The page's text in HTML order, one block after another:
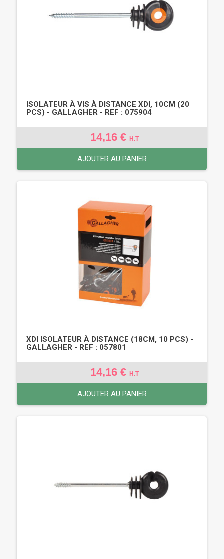
ISOLATEUR À VIS À DISTANCE XDI, 10CM (20
PCS) - GALLAGHER - REF : 075904
14,16 € H.T
AJOUTER AU PANIER
XDI ISOLATEUR À DISTANCE (18CM, 10 PCS) -
GALLAGHER - REF : 057801
14,16 € H.T
AJOUTER AU PANIER